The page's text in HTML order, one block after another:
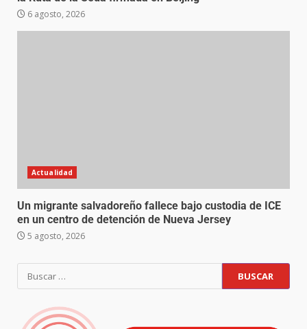
6 agosto, 2026
Actualidad
Un migrante salvadoreño fallece bajo custodia de ICE
en un centro de detención de Nueva Jersey
5 agosto, 2026